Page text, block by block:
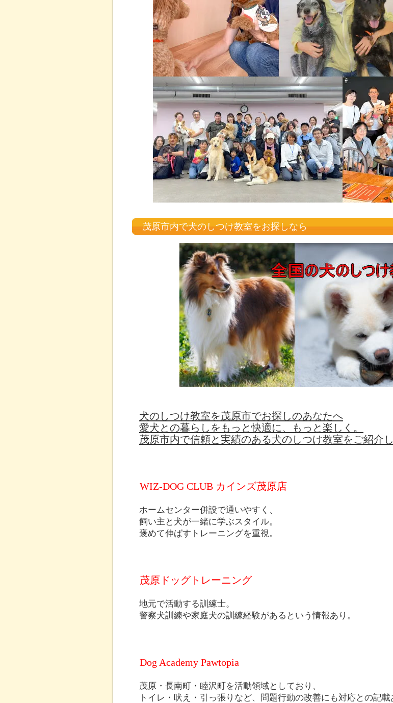
茂原市内で犬のしつけ教室をお探しなら
犬のしつけ教室を茂原市でお探しのあなたへ
愛犬との暮らしをもっと快適に、もっと楽しく。
茂原市内で信頼と実績のある犬のしつけ教室をご紹介し
WIZ-DOG CLUB カインズ茂原店
ホームセンター併設で通いやすく、
飼い主と犬が一緒に学ぶスタイル。
褒めて伸ばすトレーニングを重視。
茂原ドッグトレーニング
地元で活動する訓練士。
警察犬訓練や家庭犬の訓練経験があるという情報あり。
Dog Academy Pawtopia
茂原・長南町・睦沢町を活動領域としており、
トイレ・吠え・引っ張りなど、問題行動の改善にも対応との記載